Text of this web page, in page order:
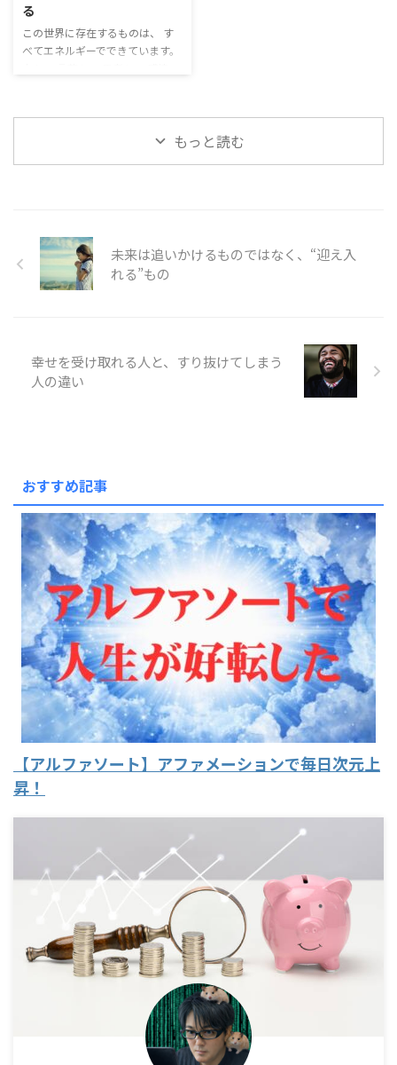
抱えている人にとっては、返済の
負担が増える可能性があります。
つまり、利上げは遠い世界の話で
る
この世界に存在するものは、 す
べてエネルギーでできています。
す。 そして、あなた自身もエネル
ギーです。 今この瞬間も、 あな
くる音が変わるように、 どんな
意識で生きるかによって、 見える
現実も変わっていきます。 思考と
もっと読む
未来は追いかけるものではなく、“迎え入
れる”もの
幸せを受け取れる人と、すり抜けてしまう
人の違い
おすすめ記事
【アルファソート】アファメーションで毎日次元上
昇！